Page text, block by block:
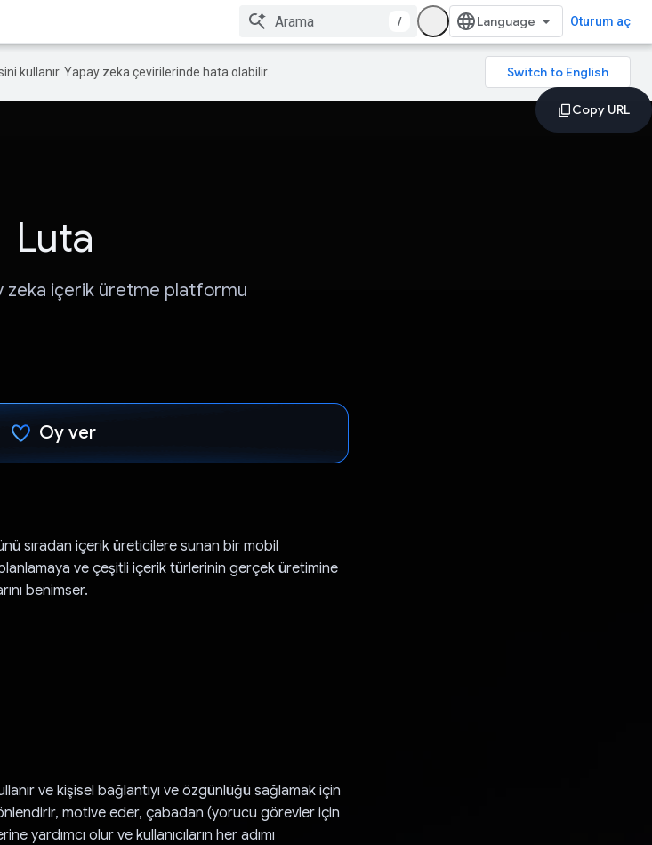
/ Oturum aç
kullanır. Yapay zeka çevirilerinde hata olabilir.
Luta
zeka içerik üretme platformu
Oy ver
sıradan içerik üreticilere sunan bir mobil
ve çeşitli içerik türlerinin gerçek üretimine
benimser.
ve kişisel bağlantıyı ve özgünlüğü sağlamak için
motive eder, çabadan (yorucu görevler için
yardımcı olur ve kullanıcıların her adımı